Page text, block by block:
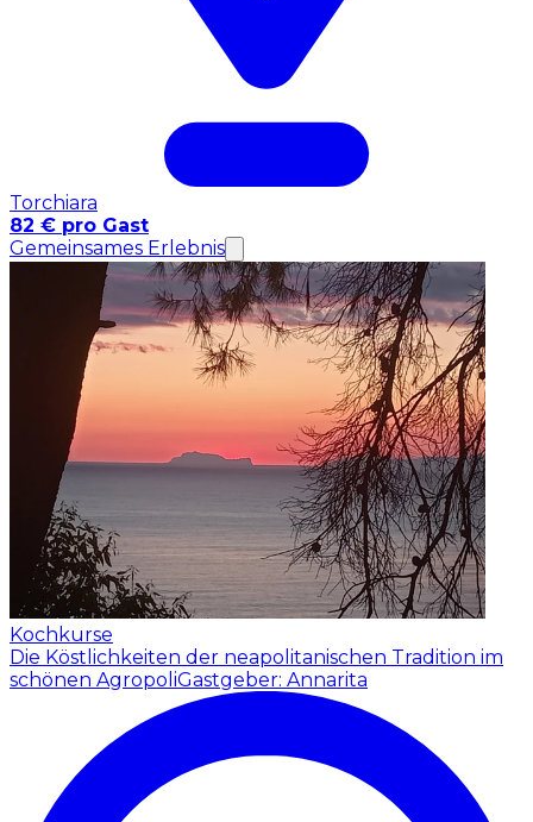
Torchiara
82 € pro Gast
Gemeinsames Erlebnis
Kochkurse
Die Köstlichkeiten der neapolitanischen Tradition im
schönen AgropoliGastgeber: Annarita